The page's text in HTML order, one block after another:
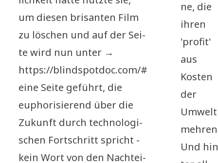
um die­sen bri­san­ten Film
zu löschen und auf der Sei­
te wird nun unter →
https://blindspotdoc.com/#
eine Sei­te geführt, die
eupho­ri­sie­rend über die
Zukunft durch tech­no­lo­gi­
schen Fort­schritt spricht -
kein Wort von den Nach­tei­
ne, die
ihren
'pro­fit'
aus
Kosten
der
Umwelt
Und